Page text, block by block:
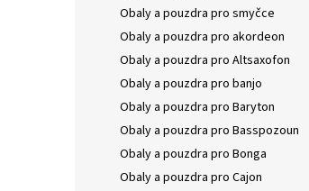
Obaly a pouzdra pro smyčce
Obaly a pouzdra pro akordeon
Obaly a pouzdra pro Altsaxofon
Obaly a pouzdra pro banjo
Obaly a pouzdra pro Baryton
Obaly a pouzdra pro Basspozoun
Obaly a pouzdra pro Bonga
Obaly a pouzdra pro Cajon